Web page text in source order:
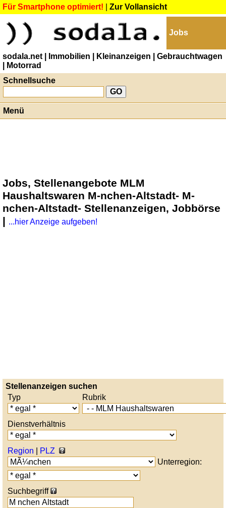
Für Smartphone optimiert! Zur Vollansicht
Jobs
sodala.net | Immobilien | Kleinanzeigen
| Gebrauchtwagen
| Motorrad
Schnellsuche
Menü
Jobs, Stellenangebote MLM
Haushaltswaren M-nchen-Altstadt- M-
nchen-Altstadt- Stellenanzeigen, Jobbörse
| ...hier Anzeige aufgeben!
Stellenanzeigen suchen
Typ
Rubrik
Dienstverhältnis
Region
PLZ
Unterregion:
Suchbegriff